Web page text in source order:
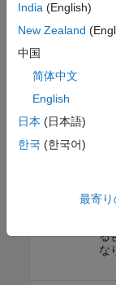
8
ビ
16
は
ト
る
な
India (English)
New Zealand
中国
简体中文
English
日本 (日本語)
한국 (한국어)
最寄